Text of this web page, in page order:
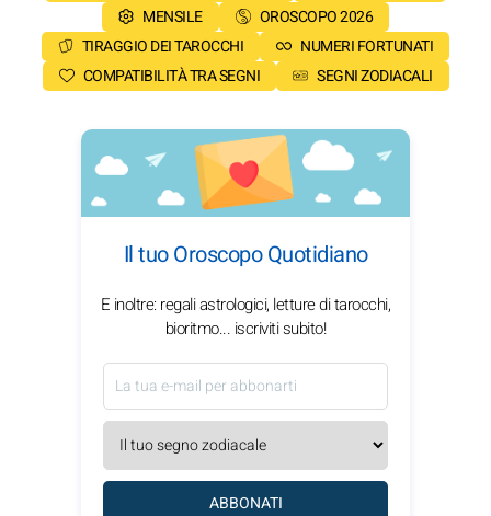
MENSILE
OROSCOPO 2026
TIRAGGIO DEI TAROCCHI
NUMERI FORTUNATI
COMPATIBILITÀ TRA SEGNI
SEGNI ZODIACALI
Il tuo Oroscopo Quotidiano
E inoltre: regali astrologici, letture di tarocchi,
bioritmo... iscriviti subito!
ABBONATI